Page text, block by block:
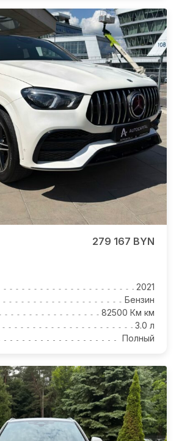
279 167 BYN
2021
Бензин
82500 Км км
3.0 л
Полный